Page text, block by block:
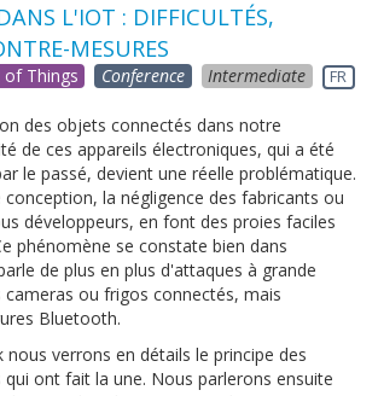
L'IOT : DIFFICULTÉS,
MESURES
Things Conference Intermediate FR
des objets connectés dans notre
de ces appareils électroniques, qui a été
le passé, devient une réelle problématique.
la négligence des fabricants ou
développeurs, en font des proies faciles
phénomène se constate bien dans
de plus en plus d'attaques à grande
cameras ou frigos connectés, mais
Bluetooth.
nous verrons en détails le principe des
ont fait la une. Nous parlerons ensuite